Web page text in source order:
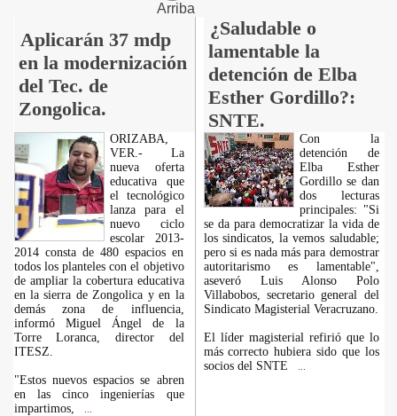
Arriba
Aplicarán 37 mdp
en la modernización
del Tec. de
Zongolica.
¿Saludable o
lamentable la
detención de Elba
Esther Gordillo?:
SNTE.
ORIZABA,
VER.- La
nueva oferta
educativa que
el tecnológico
lanza para el
nuevo ciclo
escolar 2013-
2014 consta de 480 espacios en
todos los planteles con el objetivo
de ampliar la cobertura educativa
en la sierra de Zongolica y en la
demás zona de influencia,
informó Miguel Ángel de la
Torre Loranca, director del
ITESZ.
"Estos nuevos espacios se abren
en las cinco ingenierías que
impartimos,
Con la
detención de
Elba Esther
Gordillo se dan
dos lecturas
principales: "Si
se da para democratizar la vida de
los sindicatos, la vemos saludable;
pero si es nada más para demostrar
autoritarismo es lamentable",
aseveró Luis Alonso Polo
Villabobos, secretario general del
Sindicato Magisterial Veracruzano.
El líder magisterial refirió que lo
más correcto hubiera sido que los
socios del SNTE